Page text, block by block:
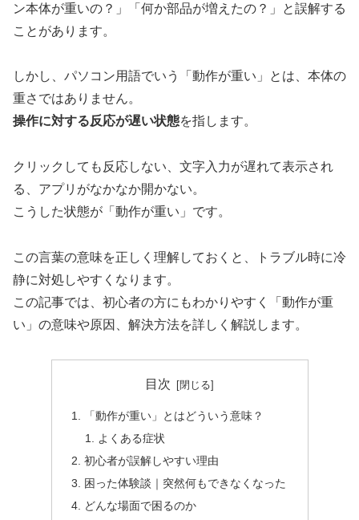
ン本体が重いの？」「何か部品が増えたの？」と誤解する
ことがあります。
しかし、パソコン用語でいう「動作が重い」とは、本体の
重さではありません。
操作に対する反応が遅い状態を指します。
クリックしても反応しない、文字入力が遅れて表示され
る、アプリがなかなか開かない。
こうした状態が「動作が重い」です。
この言葉の意味を正しく理解しておくと、トラブル時に冷
静に対処しやすくなります。
この記事では、初心者の方にもわかりやすく「動作が重
い」の意味や原因、解決方法を詳しく解説します。
目次
「動作が重い」とはどういう意味？
よくある症状
初心者が誤解しやすい理由
困った体験談｜突然何もできなくなった
どんな場面で困るのか